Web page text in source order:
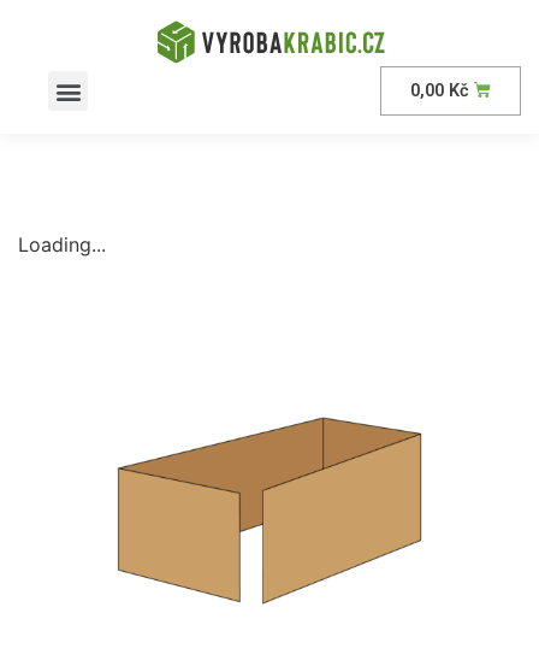
0,00 Kč
Loading...